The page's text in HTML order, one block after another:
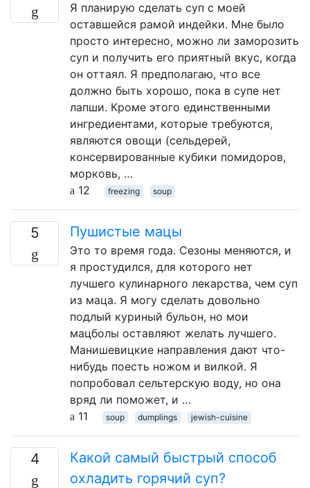
Я планирую сделать суп с моей
оставшейся рамой индейки. Мне было
просто интересно, можно ли заморозить
суп и получить его приятный вкус, когда
он оттаял. Я предполагаю, что все
должно быть хорошо, пока в супе нет
лапши. Кроме этого единственными
ингредиентами, которые требуются,
являются овощи (сельдерей,
консервированные кубики помидоров,
морковь, …
12
freezing soup
5 Пушистые мацы
Это то время года. Сезоны меняются, и
я простудился, для которого нет
лучшего кулинарного лекарства, чем суп
из маца. Я могу сделать довольно
подлый куриный бульон, но мои
мацболы оставляют желать лучшего.
Манишевицкие направления дают что-
нибудь поесть ножом и вилкой. Я
попробовал сельтерскую воду, но она
вряд ли поможет, и …
11
soup dumplings jewish-cuisine
4
Какой самый быстрый способ
охладить горячий суп?